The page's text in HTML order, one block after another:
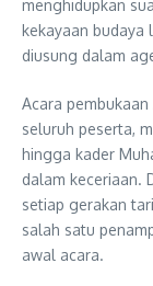
menghidupkan
kekayaan
diusung dalam
Acara
seluruh peserta,
hingga kader
dalam keceriaan.
setiap gerakan
salah satu
awal acara.